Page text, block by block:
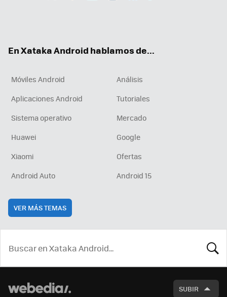
En Xataka Android hablamos de...
Móviles Android
Análisis
Aplicaciones Android
Tutoriales
Sistema operativo
Mercado
Huawei
Google
Xiaomi
Ofertas
Android Auto
Android 15
VER MÁS TEMAS
SUBIR